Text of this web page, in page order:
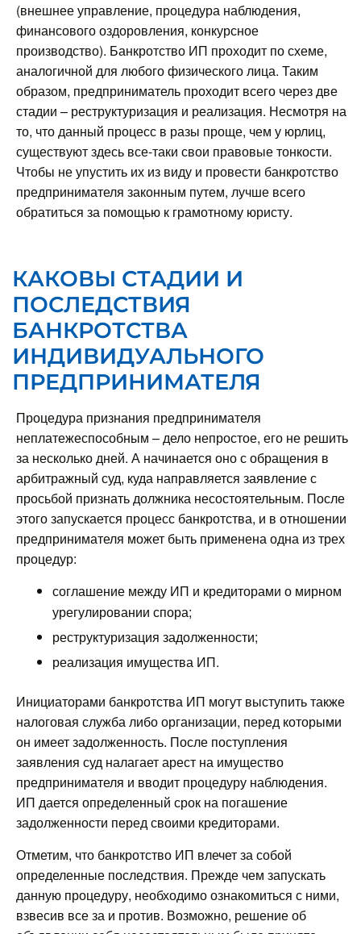
(внешнее управление, процедура наблюдения,
финансового оздоровления, конкурсное
производство). Банкротство ИП проходит по схеме,
аналогичной для любого физического лица. Таким
образом, предприниматель проходит всего через две
стадии – реструктуризация и реализация. Несмотря на
то, что данный процесс в разы проще, чем у юрлиц,
существуют здесь все-таки свои правовые тонкости.
Чтобы не упустить их из виду и провести банкротство
предпринимателя законным путем, лучше всего
обратиться за помощью к грамотному юристу.
КАКОВЫ СТАДИИ И
ПОСЛЕДСТВИЯ
БАНКРОТСТВА
ИНДИВИДУАЛЬНОГО
ПРЕДПРИНИМАТЕЛЯ
Процедура признания предпринимателя
неплатежеспособным – дело непростое, его не решить
за несколько дней. А начинается оно с обращения в
арбитражный суд, куда направляется заявление с
просьбой признать должника несостоятельным. После
этого запускается процесс банкротства, и в отношении
предпринимателя может быть применена одна из трех
процедур:
соглашение между ИП и кредиторами о мирном
урегулировании спора;
реструктуризация задолженности;
реализация имущества ИП.
Инициаторами банкротства ИП могут выступить также
налоговая служба либо организации, перед которыми
он имеет задолженность. После поступления
заявления суд налагает арест на имущество
предпринимателя и вводит процедуру наблюдения.
ИП дается определенный срок на погашение
задолженности перед своими кредиторами.
Отметим, что банкротство ИП влечет за собой
определенные последствия. Прежде чем запускать
данную процедуру, необходимо ознакомиться с ними,
взвесив все за и против. Возможно, решение об